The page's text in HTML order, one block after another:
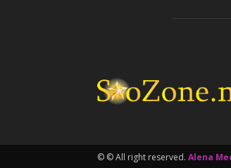
© © All right reserved. Alena